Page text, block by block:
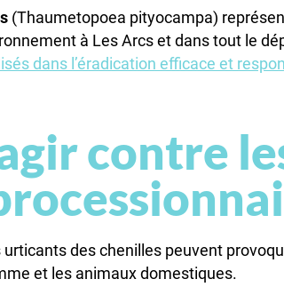
(Thaumetopoea pityocampa)
à Les Arcs et dans tout le
dans l’éradication efficace et
contre
urticants des chenilles peuvent
et les animaux domestiques.